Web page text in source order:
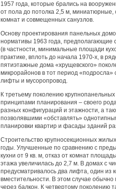
1957 года, которые брались на
от пола до потолка 2,5 м, миниатюрные,
комнат и совмещенных санузлов.
Основу проектирования панельных
нормативы 1963 года, предполагающие
(в частности, минимальные площади
практике, вплоть до начала 1970-х, в
пятиэтажные дома «хрущевского»
микрорайонов в тот период «подросла»
лифты и мусоропровод.
К третьему поколению
принципами планирования – своего
разных конфигураций и этажности, а
позволявшими «обставлять»
планировки квартир и фасады зданий
Строительство крупносекционных
годы. Улучшенные по сравнению с
кухни от 9 кв. м, отказ от комнат
этажа увеличилась до 2,7 м. В домах с
предусматривалось два лифта, один из
вместительности. В этом случае
через балкон. К четвертому поколению